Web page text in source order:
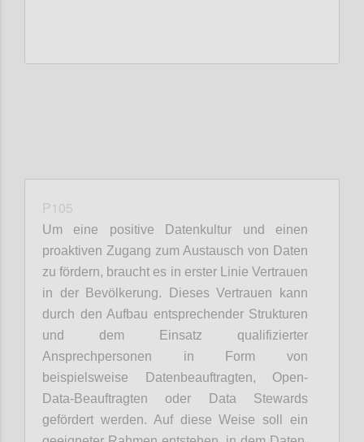
P105
Um eine positive Datenkultur und einen
proaktiven Zugang zum Austausch von Daten
zu fördern, braucht es in erster Linie Vertrauen
in der Bevölkerung. Dieses Vertrauen kann
durch den Aufbau entsprechender Strukturen
und dem Einsatz qualifizierter
Ansprechpersonen in Form von
beispielsweise Datenbeauftragten, Open-
Data-Beauftragten oder Data Stewards
gefördert werden. Auf diese Weise soll ein